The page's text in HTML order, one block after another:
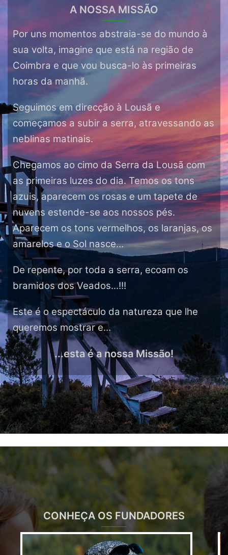
A NOSSA MISSÃO
Por uns momentos abstraia-se do mundo à
sua volta, imagine que está na região de
Coimbra e que vou busca-lo às primeiras
horas da manhã.
Seguimos em direcção à Lousã e
começamos a subir a serra, atravessando as
neblinas matinais.
Chegamos ao cimo da Serra da Lousã com
as primeiras luzes do dia. Temos os tons
azuis, aparecem os rosas e um tapete de
nuvens estende-se aos nossos pés.
Aparecem os tons vermelhos, os laranjas, os
amarelos e o Sol nasce...
De repente, por toda a serra, ecoam os
bramidos dos Veados...!!!
Este é o espectáculo da natureza que lhe
queremos mostrar e...
...esta é a nossa Missão!
CONHEÇA OS FUNDADORES